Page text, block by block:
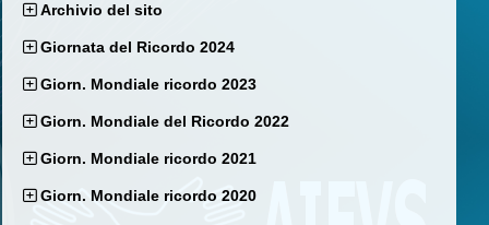
Archivio del sito
Giornata del Ricordo 2024
Giorn. Mondiale ricordo 2023
Giorn. Mondiale del Ricordo 2022
Giorn. Mondiale ricordo 2021
Giorn. Mondiale ricordo 2020